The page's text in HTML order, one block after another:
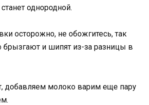
однородной.
осторожно, не обожгитесь, так
брызгают и шипят из-за разницы в
добавляем молоко варим еще пару